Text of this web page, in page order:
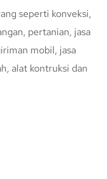
seperti konveksi,
pertanian, jasa
mobil, jasa
alat kontruksi dan